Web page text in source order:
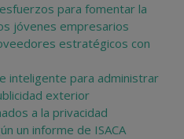
para fomentar la
jóvenes empresarios
estratégicos con
inteligente para administrar
exterior
a la privacidad
un informe de ISACA